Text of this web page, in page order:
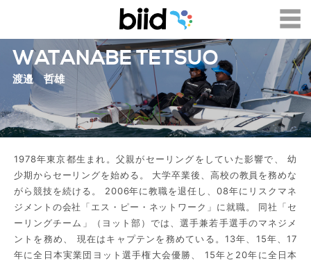
WATANABE TETSUO
渡邉 哲雄
1978年東京都生まれ。父親がセーリングをしていた影響で、 幼
少期からセーリングを始める。 大学卒業後、高校の教員を務めな
がら競技を続ける。 2006年に教職を退任し、08年にリスクマネ
ジメントの会社「エス・ピー・ネットワーク」に就職。 同社「セ
ーリングチーム」（ヨット部）では、選手兼若手選手のマネジメ
ントを務め、 現在はキャプテンを務めている。13年、15年、17
年に全日本実業団ヨット選手権大会優勝、 15年と20年に全日本